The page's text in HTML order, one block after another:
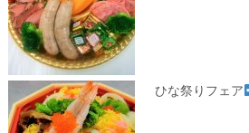
ひな祭りフェア